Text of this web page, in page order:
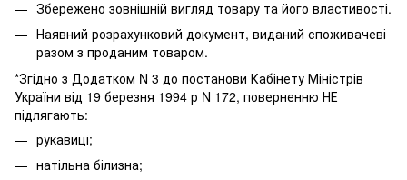
Збережено зовнішній вигляд товару та його властивості.
Наявний розрахунковий документ, виданий споживачеві
разом з проданим товаром.
*Згідно з Додатком N 3 до постанови Кабінету Міністрів
України від 19 березня 1994 р N 172, поверненню НЕ
підлягають:
рукавиці;
натільна білизна;